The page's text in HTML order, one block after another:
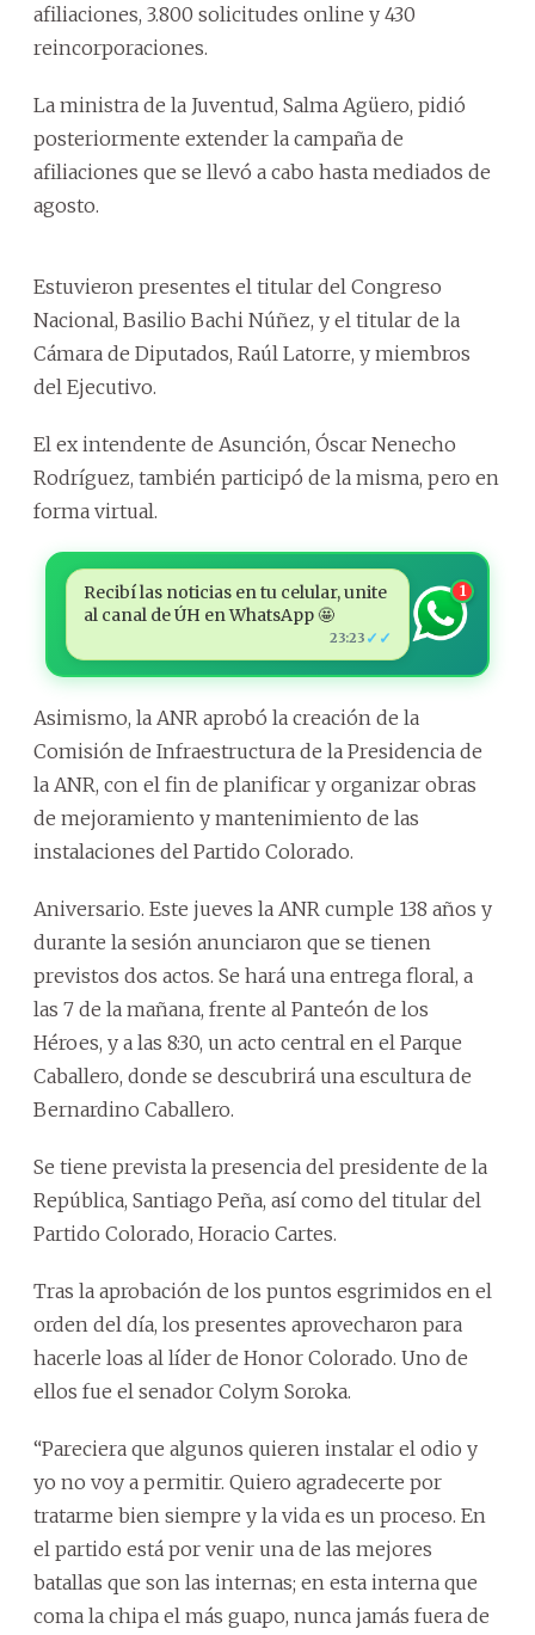
afiliaciones, 3.800 solicitudes online y 430
reincorporaciones.
La ministra de la Juventud, Salma Agüero, pidió
posteriormente extender la campaña de
afiliaciones que se llevó a cabo hasta mediados de
agosto.
Estuvieron presentes el titular del Congreso
Nacional, Basilio Bachi Núñez, y el titular de la
Cámara de Diputados, Raúl Latorre, y miembros
del Ejecutivo.
El ex intendente de Asunción, Óscar Nenecho
Rodríguez, también participó de la misma, pero en
forma virtual.
Recibí las noticias en tu celular, unite
al canal de ÚH en WhatsApp 🤩
23:23 ✓✓
1
Asimismo, la ANR aprobó la creación de la
Comisión de Infraestructura de la Presidencia de
la ANR, con el fin de planificar y organizar obras
de mejoramiento y mantenimiento de las
instalaciones del Partido Colorado.
Aniversario. Este jueves la ANR cumple 138 años y
durante la sesión anunciaron que se tienen
previstos dos actos. Se hará una entrega floral, a
las 7 de la mañana, frente al Panteón de los
Héroes, y a las 8:30, un acto central en el Parque
Caballero, donde se descubrirá una escultura de
Bernardino Caballero.
Se tiene prevista la presencia del presidente de la
República, Santiago Peña, así como del titular del
Partido Colorado, Horacio Cartes.
Tras la aprobación de los puntos esgrimidos en el
orden del día, los presentes aprovecharon para
hacerle loas al líder de Honor Colorado. Uno de
ellos fue el senador Colym Soroka.
“Pareciera que algunos quieren instalar el odio y
yo no voy a permitir. Quiero agradecerte por
tratarme bien siempre y la vida es un proceso. En
el partido está por venir una de las mejores
batallas que son las internas; en esta interna que
coma la chipa el más guapo, nunca jamás fuera de